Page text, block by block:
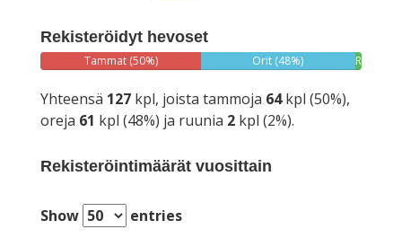
Rekisteröidyt hevoset
Tammat (50%) Orit (48%)
Ruunat
Yhteensä 127 kpl, joista tammoja 64kpl (50%),
oreja 61 kpl (48%) ja ruunia 2 kpl (2%).
Rekisteröintimäärät vuosittain
Show
entries